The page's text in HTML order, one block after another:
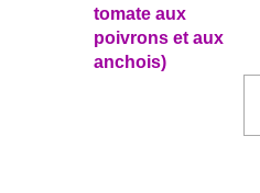
tomate aux
poivrons et aux
anchois)